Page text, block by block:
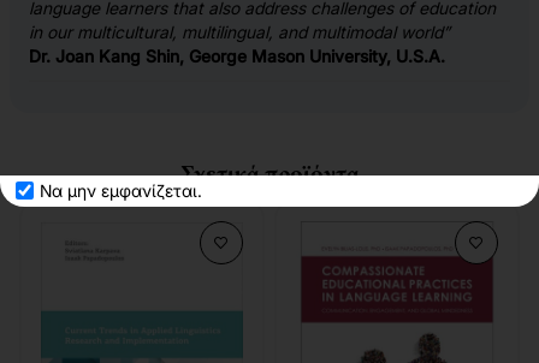
Να μην εμφανίζεται.
language learners that also address challenges of education
in our multicultural, multilingual, and multimodal world”
Dr. Joan Kang Shin, George Mason University, U.S.A.
Σχετικά προϊόντα